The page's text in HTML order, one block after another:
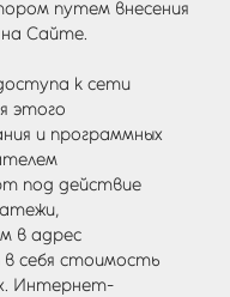
путем внесения
Сайте.
к сети
этого
и программных
под действие
в адрес
себя стоимость
Интернет-